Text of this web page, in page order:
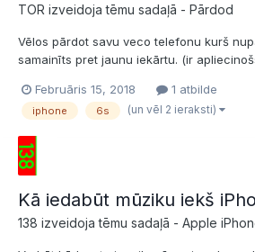
TOR izveidoja tēmu sadaļā - Pārdod
Vēlos pārdot savu veco telefonu kurš
samainīts pret jaunu iekārtu. (ir
Oriģinālā kaste, jauns lādētājs, bez
samainija pret jaunu, jo 2x nesp...
Februāris 15, 2018 1 atbilde
iphone 6s (un vēl 2 ieraksti)
Kā iedabūt mūziku iekš
138 izveidoja tēmu sadaļā - Apple